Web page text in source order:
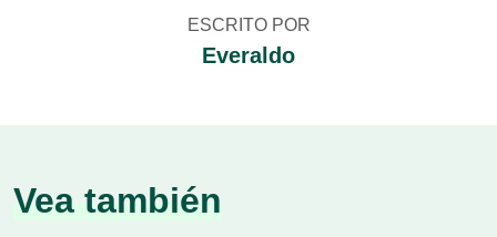
ESCRITO POR
Everaldo
Vea también